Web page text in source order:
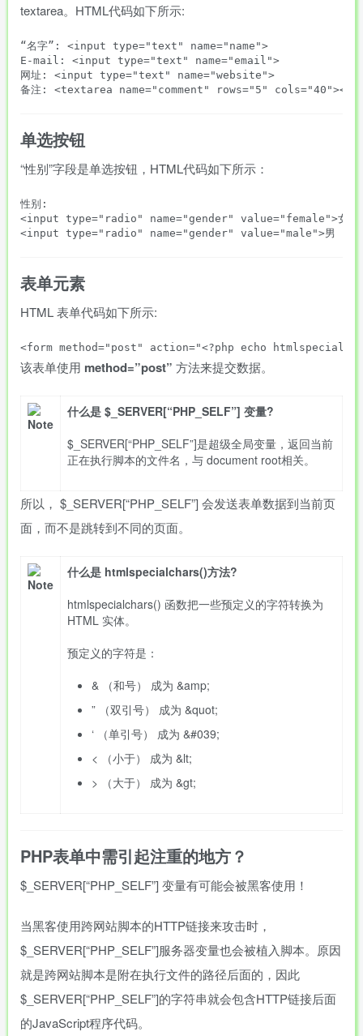
textarea。HTML代码如下所示:
“名字”: <input type="text" name="name">
E-mail: <input type="text" name="email">
网址: <input type="text" name="website">
单选按钮
“性别”字段是单选按钮，HTML代码如下所示：
性别:
<input type="radio" name="gender" value="female">女
表单元素
HTML 表单代码如下所示:
该表单使用 method=”post” 方法来提交数据。
什么是 $_SERVER[“PHP_SELF”] 变量?
$_SERVER[“PHP_SELF”]是超级全局变量，返回当前
正在执行脚本的文件名，与 document root相关。
所以， $_SERVER[“PHP_SELF”] 会发送表单数据到当前页
面，而不是跳转到不同的页面。
什么是 htmlspecialchars()方法?
htmlspecialchars() 函数把一些预定义的字符转换为
HTML 实体。
预定义的字符是：
& （和号） 成为 &amp;
” （双引号） 成为 &quot;
‘ （单引号） 成为 &#039;
< （小于） 成为 &lt;
> （大于） 成为 &gt;
PHP表单中需引起注重的地方？
$_SERVER[“PHP_SELF”] 变量有可能会被黑客使用！
当黑客使用跨网站脚本的HTTP链接来攻击时，
$_SERVER[“PHP_SELF”]服务器变量也会被植入脚本。原因
就是跨网站脚本是附在执行文件的路径后面的，因此
$_SERVER[“PHP_SELF”]的字符串就会包含HTTP链接后面
的JavaScript程序代码。